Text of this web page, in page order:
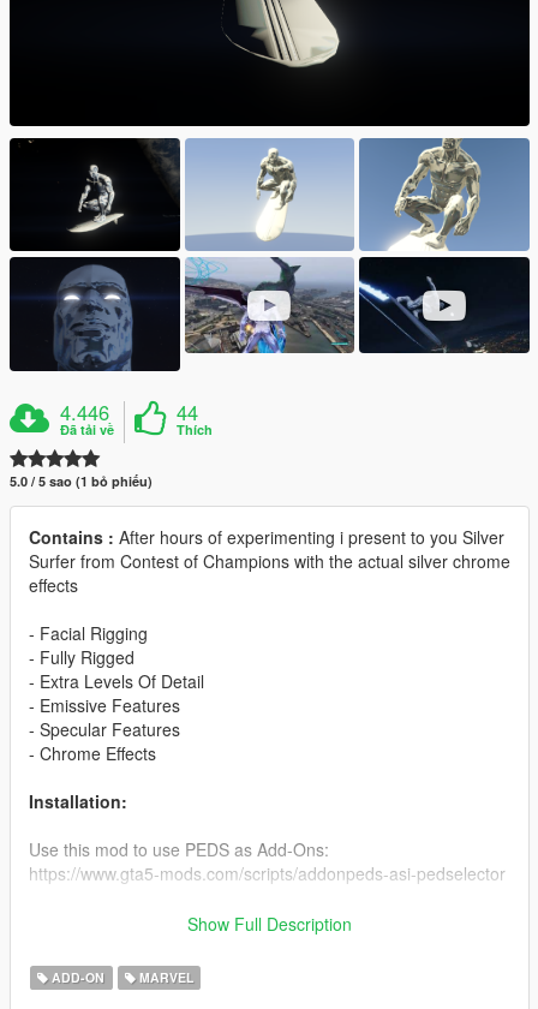
4.446
Đã tải về
44
Thích
5.0 / 5 sao (1 bỏ phiếu)
Contains : After hours of experimenting i present to you Silver
Surfer from Contest of Champions with the actual silver chrome
effects
- Facial Rigging
- Fully Rigged
- Extra Levels Of Detail
- Emissive Features
- Specular Features
- Chrome Effects
Installation:
Use this mod to use PEDS as Add-Ons:
https://www.gta5-mods.com/scripts/addonpeds-asi-pedselector
Or Replace any Ped you want just rename the files to whatever
Board Installation:
Show Full Description
ADD-ON MARVEL